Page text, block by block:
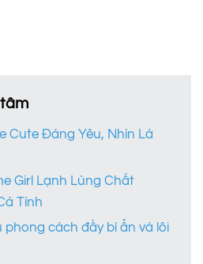
Cute Đáng Yêu, Nhìn Là
Girl Lạnh Lùng Chất
Tính
phong cách đầy bí ẩn và lôi